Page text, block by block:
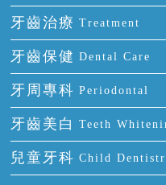
門牙缺失
多顆牙缺失
半口缺失
全口缺失
前牙反頜
牙齒擁擠
牙齒前突
牙齒稀疏
全瓷牙
烤瓷牙
氟斑牙
四環素牙
活動假牙
牙貼面
牙齒治療 Treatment
補牙
智齒
根管治療
拔牙
牙痛
牙齒保健 Dental Care
正確刷牙
全國愛牙日
預防牙病
牙科通識
牙周專科 Periodontal
牙周炎
牙齦出血
牙齦炎
牙齒美白 Teeth
冷光美白
兒童牙科 Child